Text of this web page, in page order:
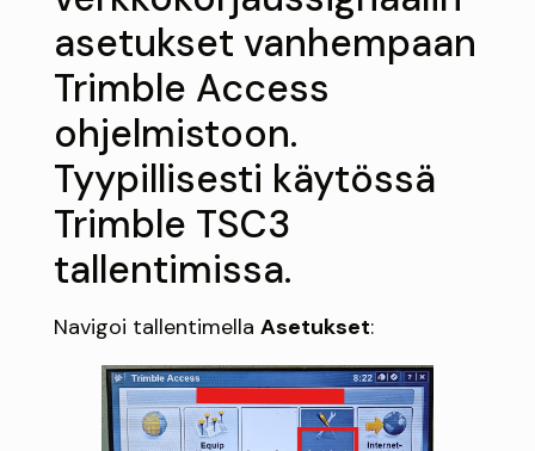
asetukset vanhempaan
Trimble Access
ohjelmistoon.
Tyypillisesti käytössä
Trimble TSC3
tallentimissa.
Navigoi tallentimella Asetukset: